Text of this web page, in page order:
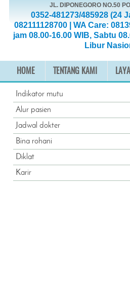
JL. DIPONEGORO NO.50
0352-481273/485928 (24
082111128700 | WA Care:
jam 08.00-16.00 WIB, Sabtu
Libur
HOME TENTANG KAMI
Indikator mutu
Alur pasien
Jadwal dokter
Bina rohani
Diklat
Karir